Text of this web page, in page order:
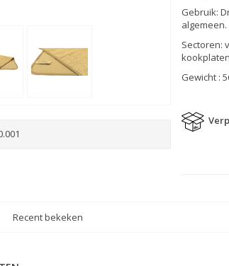
Gebruik:
algemeen.
Sectoren:
Gewicht :
Recent bekeken